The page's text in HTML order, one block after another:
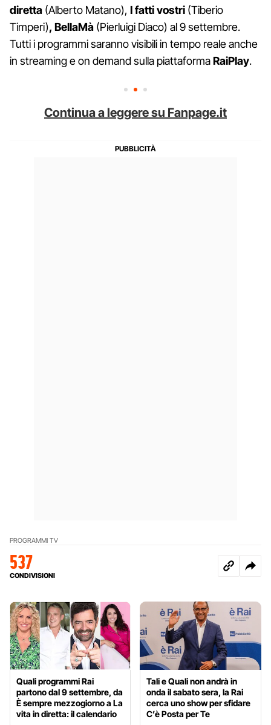
diretta (Alberto Matano), I fatti vostri (Tiberio
Timperi), BellaMà (Pierluigi Diaco) al 9 settembre.
Tutti i programmi saranno visibili in tempo reale anche
in streaming e on demand sulla piattaformaRaiPlay.
Continua a leggere su Fanpage.it
PROGRAMMI TV
537
CONDIVISIONI
Quali programmi Rai
partono dal 9 settembre, da
È sempre mezzogiorno a La
vita in diretta: il calendario
Tali e Quali non andrà in
onda il sabato sera, la Rai
cerca uno show per sfidare
C’è Posta per Te